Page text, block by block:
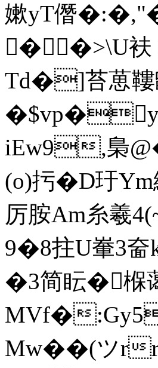
嫰yT僭
��>\U衭
Td�]苔葸鞻
iEw9,梟
(o)扝�D玗
厉胺Am糸羲
9�8拄U輋3奤
�3简眃�椺
MVf�
Mw��(ツr